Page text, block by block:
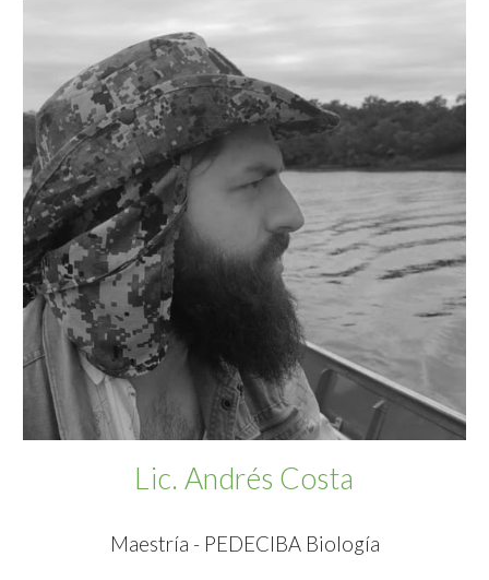
Lic. Andrés Costa
Maestría - PEDECIBA Biología